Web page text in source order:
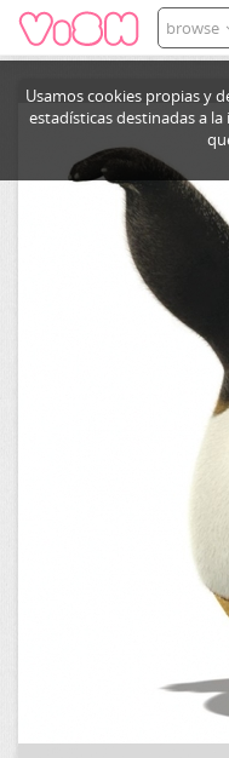
Usamos cookies propias y
estadísticas destinadas a
browse